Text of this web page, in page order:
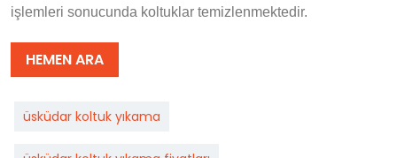
işlemleri sonucunda koltuklar temizlenmektedir.
HEMEN ARA
üsküdar koltuk yıkama